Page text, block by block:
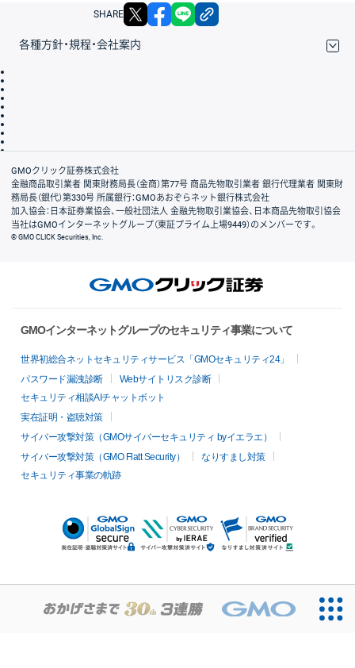
SHARE X facebook
各種方針・規程・会社案内
会社案内
GMOクリック証券株式会社
金融商品取引業者 関東財務局長（金商）第77号 商品先物取引業者 銀行代理業者 関東財
務局長（銀代）第330号 所属銀行：GMOあおぞらネット銀行株式会社
加入協会：日本証券業協会、一般社団法人 金融先物取引業協会、日本商品先物取引協会
当社はGMOインターネットグループ（東証プライム上場9449）のメンバーです。
© GMO CLICK Securities, Inc.
GMOインターネットグループのセキュリティ事業について
世界初総合ネットセキュリティサービス「GMOセキュリティ24」
パスワード漏洩診断
Webサイトリスク診断
セキュリティ相談AIチャットボット
実在証明・盗聴対策
サイバー攻撃対策（GMOサイバーセキュリティ byイエラエ）
サイバー攻撃対策（GMO Flatt Security）
なりすまし対策
セキュリティ事業の軌跡